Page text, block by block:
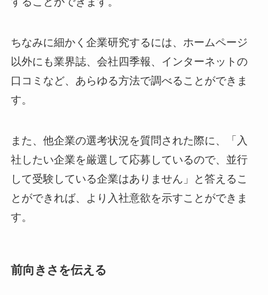
ちなみに細かく企業研究するには、ホームページ
以外にも業界誌、会社四季報、インターネットの
口コミなど、あらゆる方法で調べることができま
す。
また、他企業の選考状況を質問された際に、「入
社したい企業を厳選して応募しているので、並行
して受験している企業はありません」と答えるこ
とができれば、より入社意欲を示すことができま
す。
前向きさを伝える